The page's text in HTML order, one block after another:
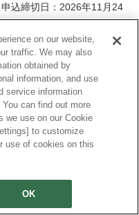
込締切日：2026年11月24
on our website,
traffic. We may also
obtained by
information, and use
service information
can find out more
we use on our Cookie
to customize
use of cookies on this
OK